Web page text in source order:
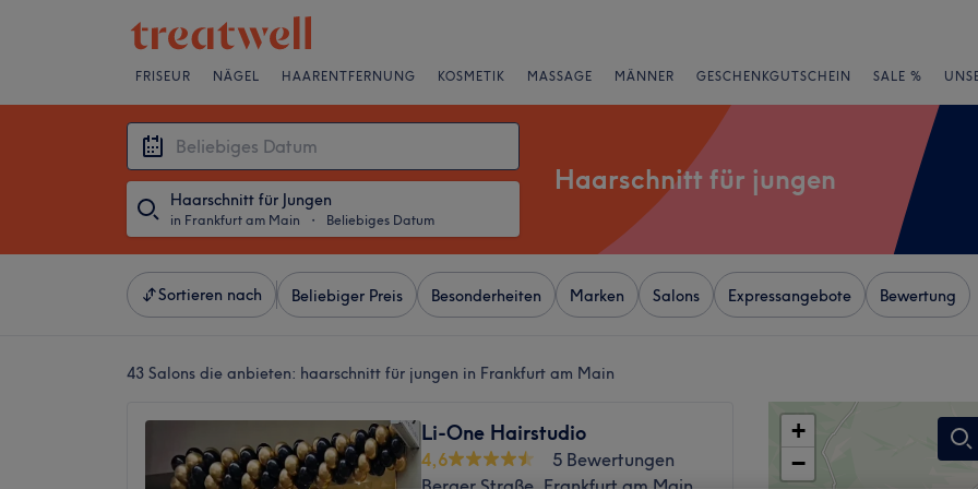
FRISEUR NÄGEL HAARENTFERNUNG KOSMETIK MASSAGE MÄNNER GESCHENKGUTSCHEIN SALE %
Haarschnitt für Jungen
in Frankfurt am Main ・ Beliebiges Datum
Haarschnitt für jungen
Sortieren nach Beliebiger Preis Besonderheiten Marken Salons Expressangebote Bewertung
43 Salons die anbieten: haarschnitt für jungen in Frankfurt am Main
Li-One Hairstudio
4,6
5 Bewertungen
+
−